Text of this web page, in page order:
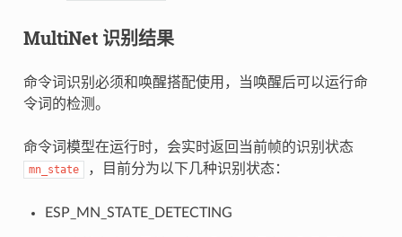
MultiNet 识别结果
命令词识别必须和唤醒搭配使用，当唤醒后可以运行命
令词的检测。
命令词模型在运行时，会实时返回当前帧的识别状态
mn_state ，目前分为以下几种识别状态：
ESP_MN_STATE_DETECTING